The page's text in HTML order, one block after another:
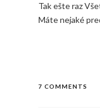
Tak ešte raz
Máte nejaké
7 COMMENTS